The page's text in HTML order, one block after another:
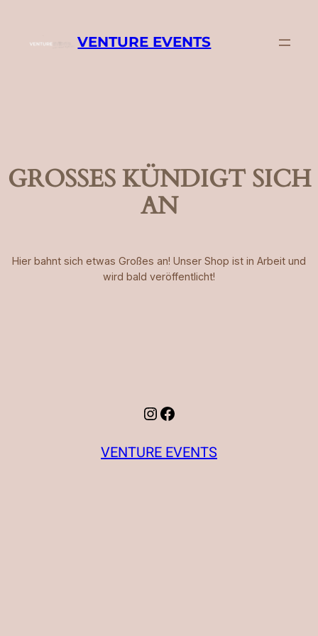
VENTURE EVENTS
GROSSES KÜNDIGT SICH A
N
Hier bahnt sich etwas Großes an! Unser Shop ist in Arbeit und
wird bald veröffentlicht!
Instagram
Facebook
VENTURE EVENTS